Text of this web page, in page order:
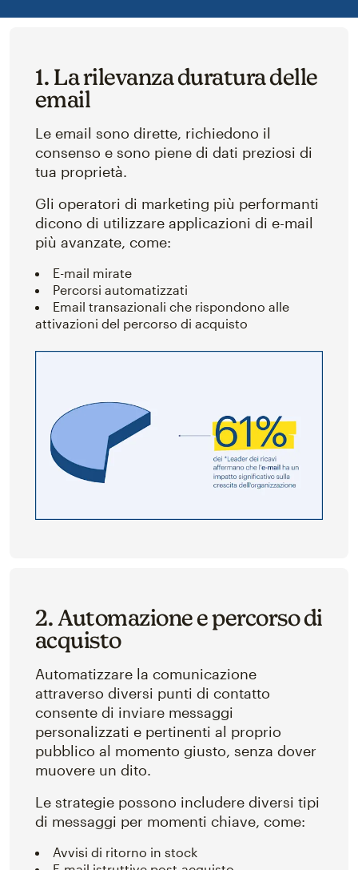
1. La rilevanza duratura delle
email
Le email sono dirette, richiedono il
consenso e sono piene di dati preziosi di
tua proprietà.
Gli operatori di marketing più performanti
dicono di utilizzare applicazioni di e-mail
più avanzate, come:
E-mail mirate
Percorsi automatizzati
Email transazionali che rispondono alle
attivazioni del percorso di acquisto
2. Automazione e percorso di
acquisto
Automatizzare la comunicazione
attraverso diversi punti di contatto
consente di inviare messaggi
personalizzati e pertinenti al proprio
pubblico al momento giusto, senza dover
muovere un dito.
Le strategie possono includere diversi tipi
di messaggi per momenti chiave, come:
Avvisi di ritorno in stock